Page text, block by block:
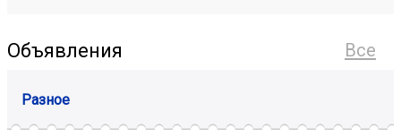
Все
Объявления
Разное